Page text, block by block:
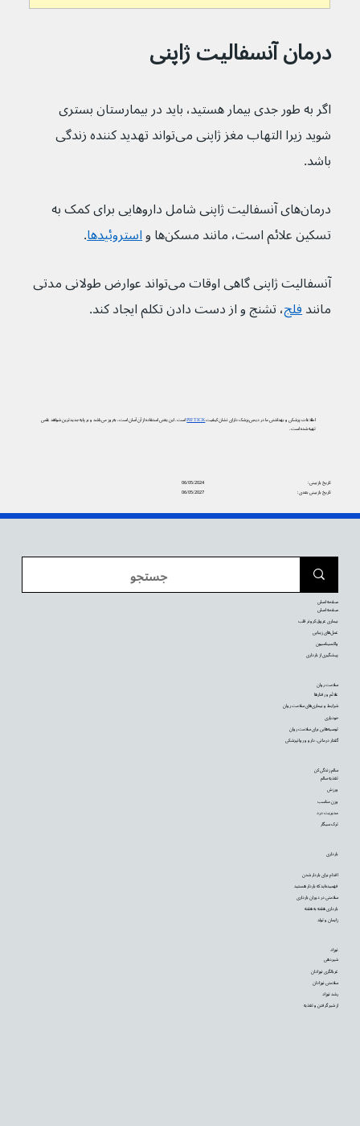
درمان آنسفالیت ژاپنی
اگر به طور جدی بیمار هستید، باید در بیمارستان بستری
شوید زیرا التهاب مغز ژاپنی می‌تواند تهدید کننده زندگی
باشد.
درمان‌های آنسفالیت ژاپنی شامل داروهایی برای کمک به
تسکین علائم است، مانند مسکن‌ها و
استروئیدها.
آنسفالیت ژاپنی گاهی اوقات می‌تواند عوارض طولانی مدتی
مانند فلج، تشنج و از دست دادن تکلم ایجاد کند.
اطلاعات پزشکی و بهداشتی ما در دیجی‌پزشک دارای نشان کیفیتPIF TICKاست. این یعنی استفاده از آن آسان است، به‌روز می‌باشد و بر پایه جدیدترین شواهد علمی
تهیه شده است.
06/05/2024
تاریخ بازبینی:
06/05/2027
تاریخ بازبینی بعدی:
نوزاد
شیردهی
غربالگری نوزادان
سلامتی نوزادان
رشد نوزاد
از شیر گرفتن و تغذیه
بارداری
اقدام برای باردار شدن
فهمیده‌اید که باردار هستید
سلامتی در دوران بارداری
بارداری هفته به هفته
زایمان و تولد
سالم زندگی کن
تغذیه سالم
ورزش
وزن مناسب
مدیریت درد
ترک سیگار
سلامت روان
علائم و رفتارها
شرایط و بیماری‌های سلامت روان
خودیاری
توصیه‌‌هایی برای سلامت روان
گفتار درمانی، دارو و روانپزشکی
صفحه اصلی
صفحه اصلی
بیماری عروق کرونر قلب
عمل‌های زیبایی
واکسیناسیون
پیشگیری از بارداری